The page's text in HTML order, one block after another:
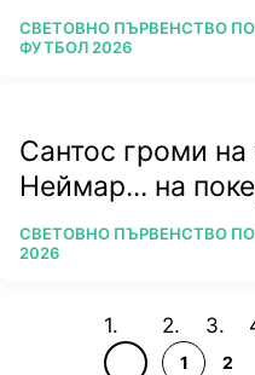
ПОВЕЧЕ ОТ
СВЕТОВНО ПЪРВЕНСТВО ПО
ФУТБОЛ 2026
Сантос громи на
Неймар... на
ПОВЕЧЕ ОТ
СВЕТОВНО ПЪРВЕНСТВО
2026
1 2